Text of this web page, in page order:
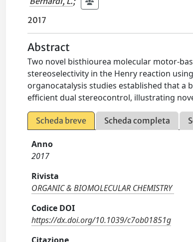
2017
Abstract
Two novel bisthiourea molecular motor-
stereoselectivity in the Henry reaction
organocatalysis studies established that
efficient dual stereocontrol, illustrating
Scheda breve Scheda completa
Anno
2017
Rivista
ORGANIC & BIOMOLECULAR CHEMISTRY
Codice DOI
https://dx.doi.org/10.1039/c7ob01851g